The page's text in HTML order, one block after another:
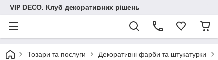
VIP DECO. Клуб декоративних рішень
Товари та послуги Декоративні фарби та штукатурки